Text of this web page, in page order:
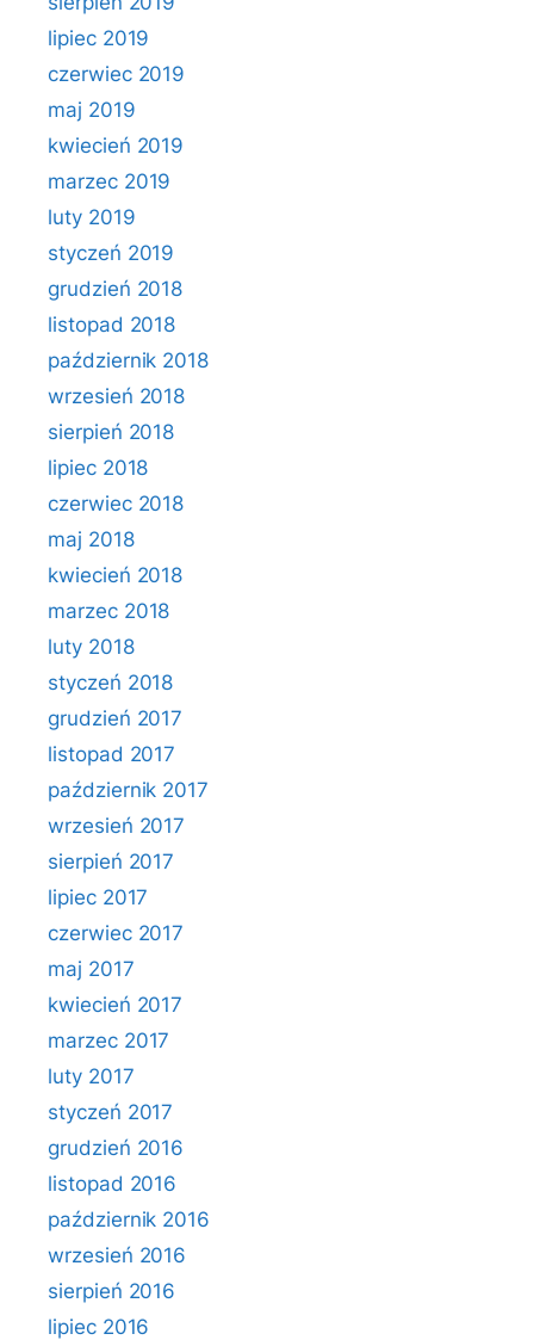
lipiec 2019
czerwiec 2019
maj 2019
kwiecień 2019
marzec 2019
luty 2019
styczeń 2019
grudzień 2018
listopad 2018
październik 2018
wrzesień 2018
sierpień 2018
lipiec 2018
czerwiec 2018
maj 2018
kwiecień 2018
marzec 2018
luty 2018
styczeń 2018
grudzień 2017
listopad 2017
październik 2017
wrzesień 2017
sierpień 2017
lipiec 2017
czerwiec 2017
maj 2017
kwiecień 2017
marzec 2017
luty 2017
styczeń 2017
grudzień 2016
listopad 2016
październik 2016
wrzesień 2016
sierpień 2016
lipiec 2016